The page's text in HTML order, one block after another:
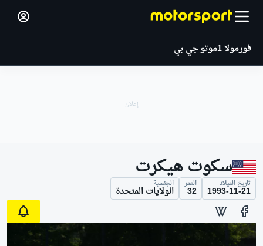
فورمولا 1 موتو جي بي
سكوت هيكرت
تاريخ الميلاد
1993-11-21
العمر
32
الجنسية
الولايات المتحدة